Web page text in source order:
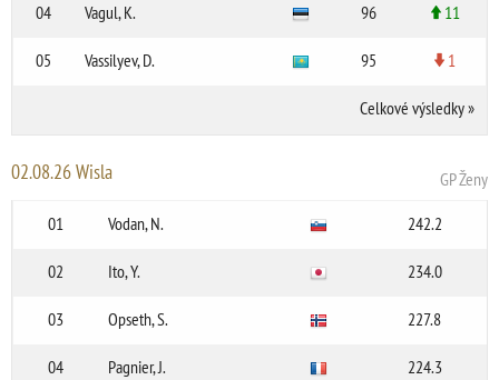
04 Vagul, K. 96 11
05 Vassilyev, D. 95 1
Celkové výsledky»
02.08.26 Wisla
GP Ženy
01
Vodan, N. 242.2
02 Ito, Y. 234.0
03 Opseth, S. 227.8
04 Pagnier, J. 224.3